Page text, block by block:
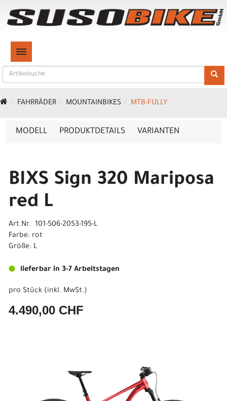
TOGGLE NAVIGATION
FAHRRÄDER MOUNTAINBIKES MTB-FULLY
MODELL PRODUKTDETAILS VARIANTEN
BIXS Sign 320 Mariposa
red L
Art.Nr. 101-506-2053-195-L
Farbe: rot
Größe: L
lieferbar in 3-7 Arbeitstagen
pro Stück (inkl. MwSt.)
4.490,00 CHF